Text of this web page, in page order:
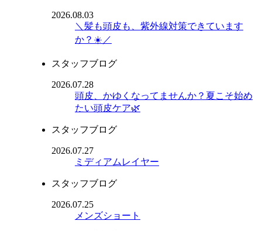
2026.08.03
＼髪も頭皮も、紫外線対策できています
か？☀️／
スタッフブログ
2026.07.28
頭皮、かゆくなってませんか？夏こそ始め
たい頭皮ケア🌿
スタッフブログ
2026.07.27
ミディアムレイヤー
スタッフブログ
2026.07.25
メンズショート